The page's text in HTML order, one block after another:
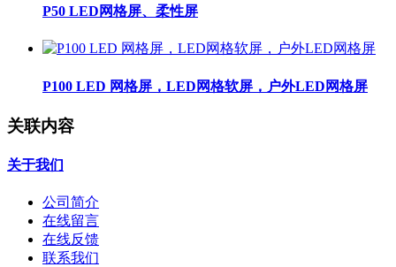
P50 LED网格屏、柔性屏
P100 LED 网格屏，LED网格软屏，户外LED网格屏
关联内容
关于我们
公司简介
在线留言
在线反馈
联系我们